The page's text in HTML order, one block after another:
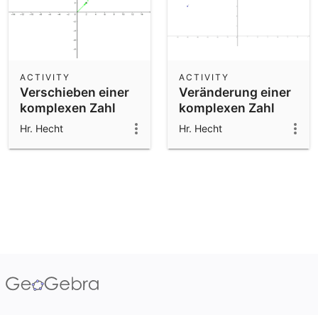
Verschieben einer
komplexen Zahl
ACTIVITY
Hr. Hecht
Veränderung einer
komplexen Zahl
ACTIVITY
Hr. Hecht